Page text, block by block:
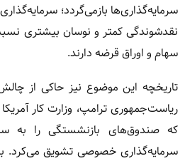
سرمایه‌گذاری‌ها بازمی‌گردد؛
نقدشوندگی کمتر و نوسان بیشتری
سهام و اوراق قرضه دارند.
تاریخچه این موضوع نیز حاکی از
ریاست‌جمهوری ترامپ، وزارت کار
که صندوق‌های بازنشستگی را به
سرمایه‌گذاری خصوصی تشویق می‌کرد. با